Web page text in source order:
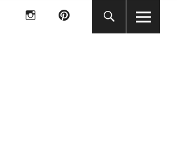
I P